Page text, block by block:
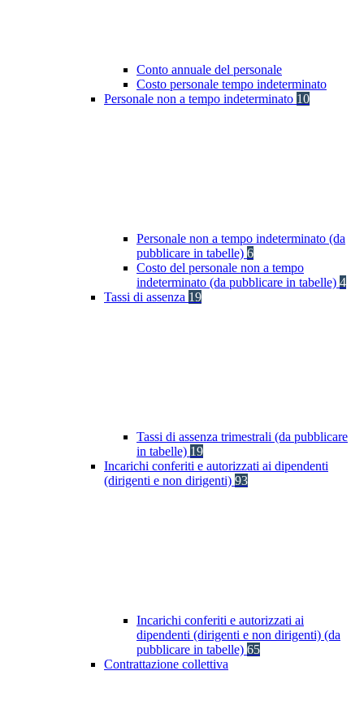
Conto annuale del personale
Costo personale tempo indeterminato
Personale non a tempo indeterminato 10
Personale non a tempo indeterminato (da
pubblicare in tabelle) 6
Costo del personale non a tempo
indeterminato (da pubblicare in tabelle) 4
Tassi di assenza 19
Tassi di assenza trimestrali (da pubblicare
in tabelle) 19
Incarichi conferiti e autorizzati ai dipendenti
(dirigenti e non dirigenti) 93
Incarichi conferiti e autorizzati ai
dipendenti (dirigenti e non dirigenti) (da
pubblicare in tabelle) 65
Contrattazione collettiva